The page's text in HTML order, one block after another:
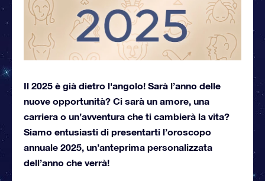
Il 2025 è già dietro l'angolo! Sarà l’anno delle
nuove opportunità? Ci sarà un amore, una
carriera o un’avventura che ti cambierà la vita?
Siamo entusiasti di presentarti l’oroscopo
annuale 2025, un’anteprima personalizzata
dell’anno che verrà!